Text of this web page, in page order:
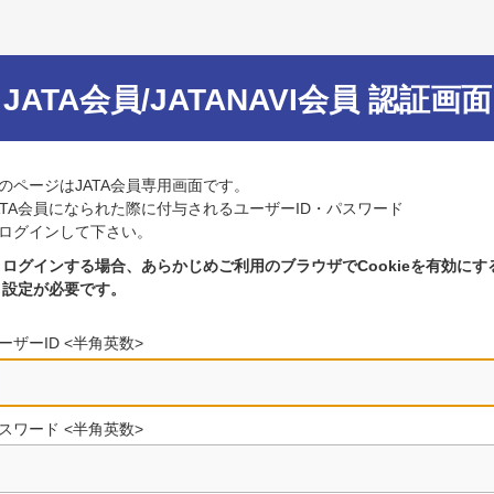
JATA会員/JATANAVI会員 認証画面
ページはJATA会員専用画面です。
会員になられた際に付与されるユーザーID・パスワード
グインして下さい。
ログインする場合、あらかじめご利用のブラウザでCookieを有効にす
設定が必要です。
ザーID <半角英数>
ワード <半角英数>